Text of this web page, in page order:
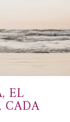
EL
CADA